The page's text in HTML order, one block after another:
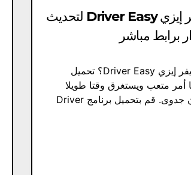
تحميل برنامج درايفر إيزي Driver Easy لتحديث
برابط مباشر
ما هو تحميل برنامج درايفر إيزي Driver Easy؟ تحميل
أمر متعب ويستغرق وقتا طويلا
وأحيانا ينتهي البحث دون جدوى. قم بتحميل برنامج Driver